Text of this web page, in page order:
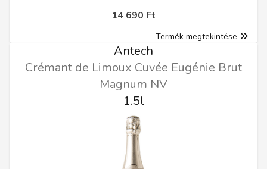
14 690 Ft
Termék megtekintése
Antech
Crémant de Limoux Cuvée Eugénie Brut
Magnum NV
1.5l